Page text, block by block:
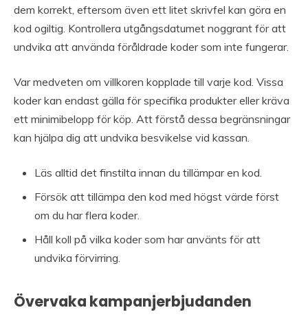
dem korrekt, eftersom även ett litet skrivfel kan göra en
kod ogiltig. Kontrollera utgångsdatumet noggrant för att
undvika att använda föråldrade koder som inte fungerar.
Var medveten om villkoren kopplade till varje kod. Vissa
koder kan endast gälla för specifika produkter eller kräva
ett minimibelopp för köp. Att förstå dessa begränsningar
kan hjälpa dig att undvika besvikelse vid kassan.
Läs alltid det finstilta innan du tillämpar en kod.
Försök att tillämpa den kod med högst värde först
om du har flera koder.
Håll koll på vilka koder som har använts för att
undvika förvirring.
Övervaka kampanjerbjudanden